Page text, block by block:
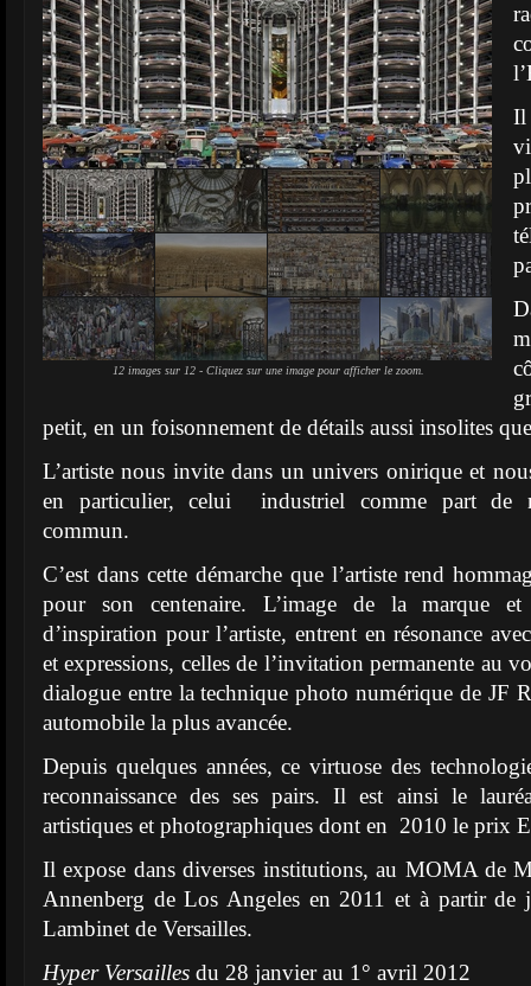
12 images sur 12 - Cliquez sur une image pour afficher le zoom.
Il
petit, en un foisonnement de détails aussi insolites
L’artiste nous invite dans un univers onirique et
en particulier, celui industriel comme part de
commun.
C’est dans cette démarche que l’artiste rend
pour son centenaire. L’image de la marque et
d’inspiration pour l’artiste, entrent en résonance
et expressions, celles de l’invitation permanente au
dialogue entre la technique photo numérique de JF
automobile la plus avancée.
Depuis quelques années, ce virtuose des
reconnaissance des ses pairs. Il est ainsi le
artistiques et photographiques dont en 2010 le prix
Il expose dans diverses institutions, au MOMA de
Annenberg de Los Angeles en 2011 et à partir de
Lambinet de Versailles.
Hyper Versailles du 28 janvier au 1° avril 2012